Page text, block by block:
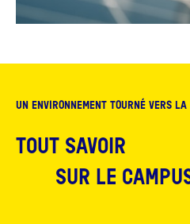
UN ENVIRONNEMENT TOURNÉ VERS LA
TOUT SAVOIR
SUR LE